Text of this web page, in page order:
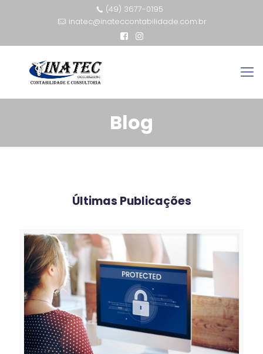
(49) 3677-0195
inatec@inateccontabilidade.com.br
Blog
Últimas Publicações